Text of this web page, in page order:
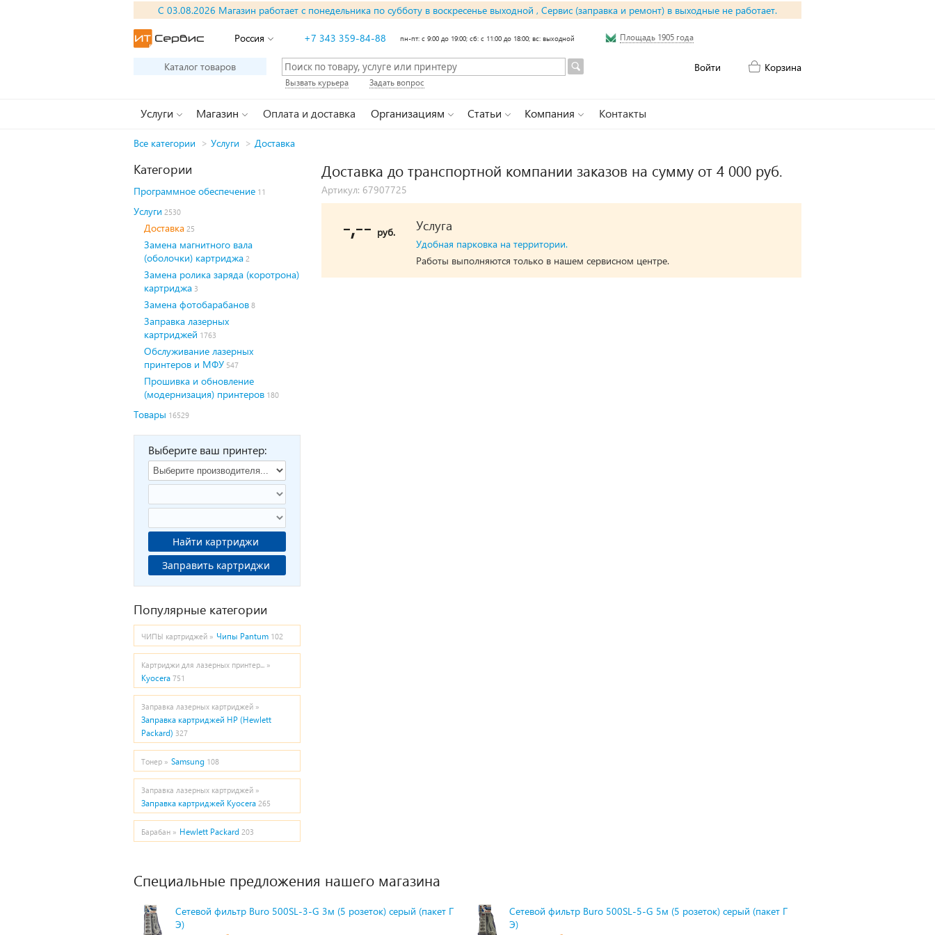
С 03.08.2026 Магазин работает с понедельника по субботу в воскресенье выходной , Сервис (заправка и ремонт) в выходные не работает.
Россия +7 343 359-84-88 пн-пт: с 9:00 до 19:00; сб: с 11:00 до 18:00; вс: выходной Площадь 1905 года
Каталог товаров Войти Корзина
Вызвать курьера Задать вопрос
Услуги Магазин Оплата и доставка Организациям Статьи Компания Контакты
Все категории > Услуги > Доставка
Категории
Программное обеспечение 11
Услуги 2530
Доставка 25
Замена магнитного вала
(оболочки) картриджа 2
Замена ролика заряда (коротрона)
картриджа 3
Замена фотобарабанов 8
Заправка лазерных
картриджей 1763
Обслуживание лазерных
принтеров и МФУ 547
Прошивка и обновление
(модернизация) принтеров 180
Товары 16529
Выберите ваш принтер:
Найти картриджи
Заправить картриджи
Популярные категории
ЧИПЫ картриджей » Чипы Pantum 102
Картриджи для лазерных принтер... »
Kyocera 751
Заправка лазерных картриджей »
Заправка картриджей HP (Hewlett
Packard) 327
Тонер » Samsung 108
Заправка лазерных картриджей »
Заправка картриджей Kyocera 265
Барабан » Hewlett Packard 203
Доставка до транспортной компании заказов на сумму от 4 000 руб.
Артикул: 67907725
-,-- руб. Услуга
Удобная парковка на территории.
Работы выполняются только в нашем сервисном центре.
Специальные предложения нашего магазина
Сетевой фильтр Buro 500SL-3-G 3м (5 розеток) серый (пакет П
Э)
Сетевой фильтр Buro 500SL-5-G 5м (5 розеток) серый (пакет П
Э)